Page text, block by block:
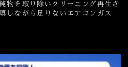
物を取り除いクリーニング再生さ
しながら足りないエアコンガス